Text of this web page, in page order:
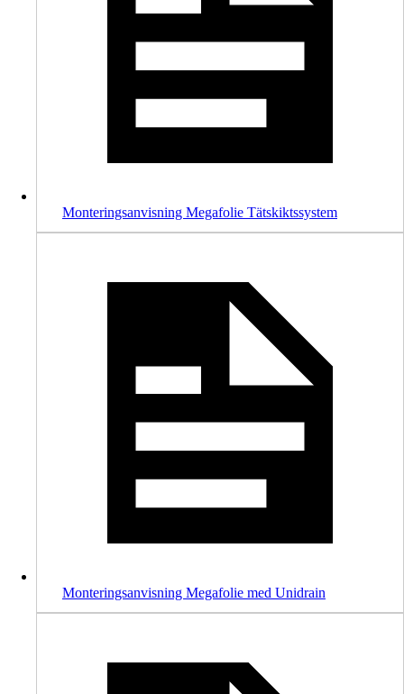
Monteringsanvisning Megafolie Tätskiktssystem
Monteringsanvisning Megafolie med Unidrain